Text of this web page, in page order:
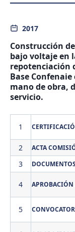
2017
Construcción
bajo voltaje en
repotenciación
Base
mano de obra,
servicio.
1
2 ACTA
3
4 APROBACIÓN
5